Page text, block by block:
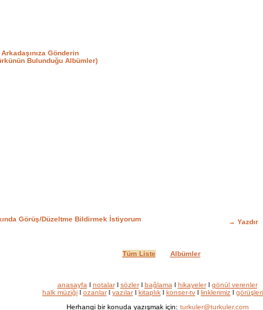
Gönderin
Bulunduğu Albümler)
Görüş/Düzeltme Bildirmek İstiyorum → Yazdır
Tüm Liste Albümler
anasayfa l notalarl sözlerl bağlama l hikayelerl gönül verenler
halk müziği l ozanlarl yazılarl kitaplık l konser-tv l linklerimiz l
Herhangi bir konuda yazışmak için: turkuler@turkuler.com